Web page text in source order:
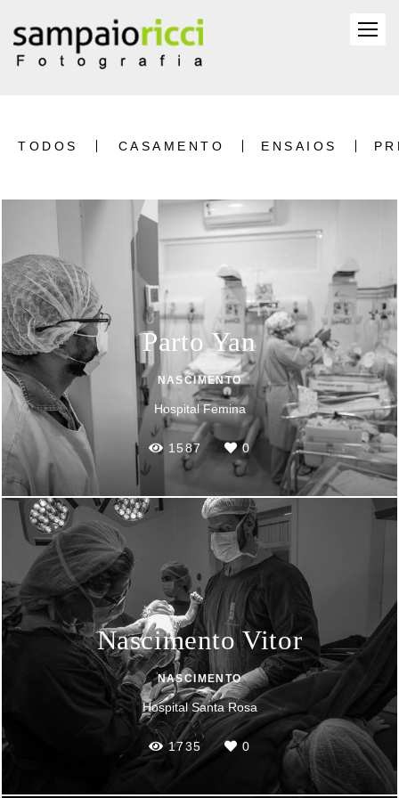
TODOS CASAMENTO ENSAIOS
Parto Yan
NASCIMENTO
Hospital Femina
1587 0
Nascimento Vitor
NASCIMENTO
Hospital Santa Rosa
1735 0